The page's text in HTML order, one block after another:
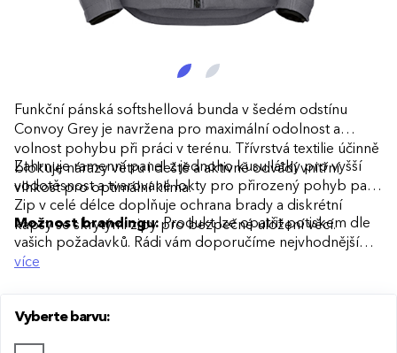
Funkční pánská softshellová bunda v šedém odstínu
Convoy Grey je navržena pro maximální odolnost a
volnost pohybu při práci v terénu. Třívrstvá textilie účinně
blokuje nárazy větru i deště a aktivně odvádí vnitřní
vlhkost pro optimální klima.
Zahrnuje ramenní panel z jednoho kusu látky pro vyšší
vodotěsnost a tvarované lokty pro přirozený pohyb paží.
Zip v celé délce doplňuje ochrana brady a diskrétní
kapsy se skrytými zipy pro bezpečné uložení věcí.
Možnost brandingu:Produkt lze opatřit potiskem dle
vašich požadavků. Rádi vám doporučíme nejvhodnější
technologii potisku s ohledem na design i váš rozpočet.
více
Vyberte barvu: